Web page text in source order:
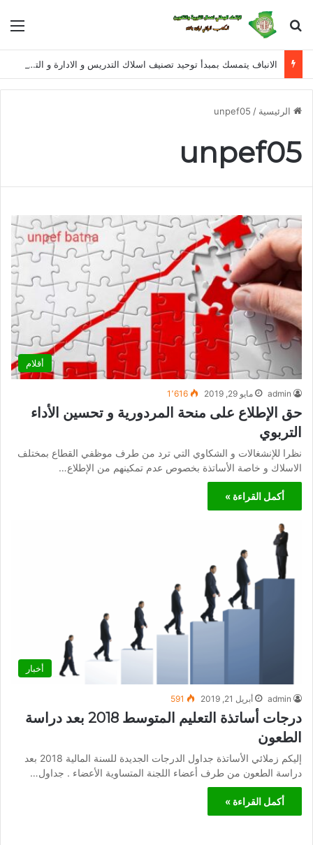
بحث عن
الانباف يتمسك بمبدأ توحيد تصنيف اسلاك التدريس و الادارة و التفتيش للمراحل التعليمية الثلاثة في معالجة القانون الأساسي الخاص بأسلاك التربية الوطنية
الرئيسية /
unpef05
unpef05
أقلام
admin مايو 29, 2019 1٬616
حق الإطلاع على منحة المردورية و تحسين الأداء
التربوي
نظرا للإنشغالات و الشكاوي التي ترد من طرف موظفي القطاع بمختلف
الاسلاك و خاصة الأساتذة بخصوص عدم تمكينهم من الإطلاع…
أكمل القراءة »
أخبار
admin أبريل 21, 2019 591
درجات أساتذة التعليم المتوسط 2018 بعد دراسة
الطعون
إليكم زملائي الأساتذة جداول الدرجات الجديدة للسنة المالية 2018 بعد
دراسة الطعون من طرف أعضاء اللجنة المتساوية الأعضاء . جداول…
أكمل القراءة »